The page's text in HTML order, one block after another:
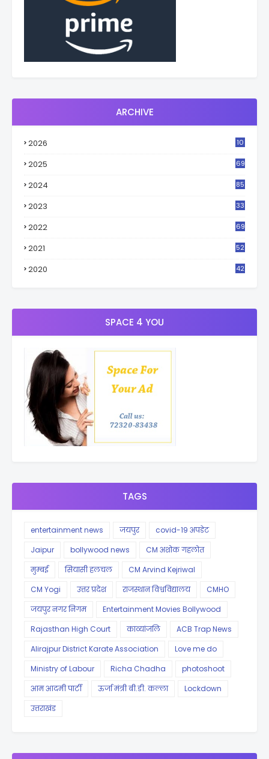
ARCHIVE
2026
10
2025 69
2024 85
2023
33
2022 69
2021
52
2020
42
SPACE 4 YOU
TAGS
entertainment news जयपुर
covid-19 अपडेट
Jaipur
bollywood news
CM अशोक गहलोत
मुम्बई
सियासी हलचल
CM Arvind Kejriwal
CM Yogi
उत्तर प्रदेश राजस्थान विश्वविद्यालय
CMHO
जयपुर नगर निगम
Entertainment Movies Bollywood
Rajasthan High Court
काव्यांजलि
ACB Trap News
Alirajpur District Karate Association
Love me do
Ministry of Labour
Richa Chadha
photoshoot
आम आदमी पार्टी
ऊर्जा मंत्री बी.डी. कल्ला
Lockdown
उत्तराखंड